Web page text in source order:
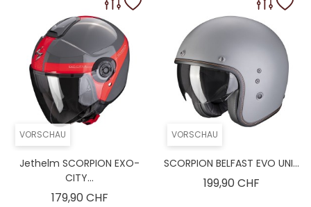
VORSCHAU
Jethelm SCORPION EXO-
CITY...
179,90 CHFPreis
VORSCHAU
SCORPION BELFAST EVO UNI...
199,90 CHF